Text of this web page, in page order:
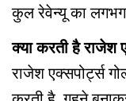
कुल रेवेन्यू का
क्या करती है राजेश
राजेश एक्सपोर्ट्स